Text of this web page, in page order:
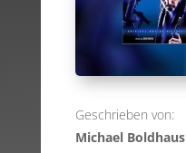
Geschrieben von:
Michael Boldhaus